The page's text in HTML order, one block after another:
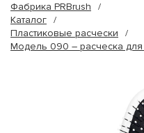
Фабрика PRBrush
Каталог
Пластиковые расчески
Модель 090 – расческа